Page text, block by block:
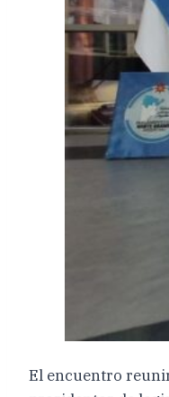
El encuentro